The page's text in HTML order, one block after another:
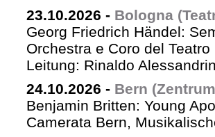
23.10.2026 - Bologna
Georg Friedrich Händel:
Orchestra e Coro del
Leitung: Rinaldo
24.10.2026 - Bern
Benjamin Britten: Young
Camerata Bern,